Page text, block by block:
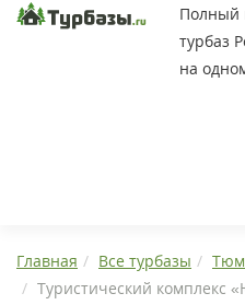
Полный
турбаз
на
Главная Все турбазы
Туристический комплекс